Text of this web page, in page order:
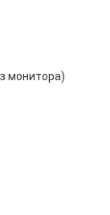
монитора)